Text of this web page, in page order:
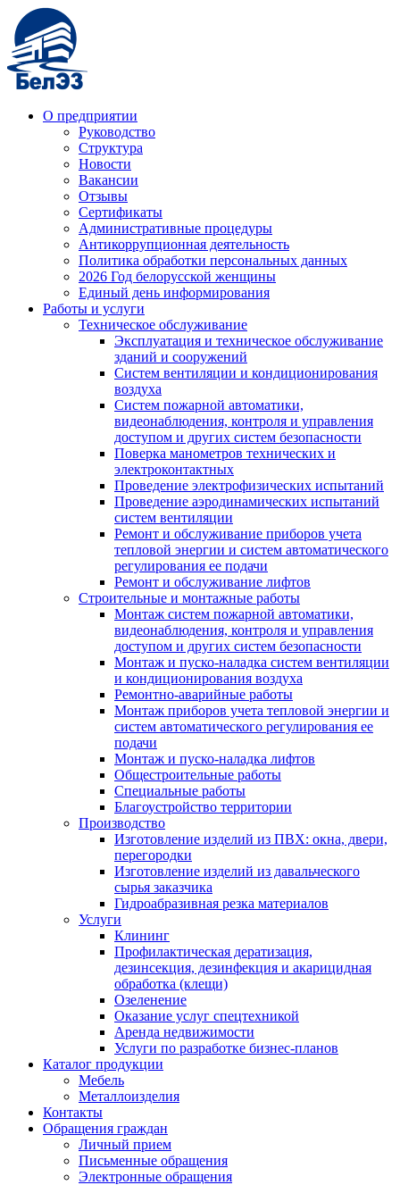
О предприятии
Руководство
Структура
Новости
Вакансии
Отзывы
Сертификаты
Административные процедуры
Антикоррупционная деятельность
Политика обработки персональных данных
2026 Год белорусской женщины
Единый день информирования
Работы и услуги
Техническое обслуживание
Эксплуатация и техническое обслуживание
зданий и сооружений
Систем вентиляции и кондиционирования
воздуха
Систем пожарной автоматики,
видеонаблюдения, контроля и управления
доступом и других систем безопасности
Поверка манометров технических и
электроконтактных
Проведение электрофизических испытаний
Проведение аэродинамических испытаний
систем вентиляции
Ремонт и обслуживание приборов учета
тепловой энергии и систем автоматического
регулирования ее подачи
Ремонт и обслуживание лифтов
Строительные и монтажные работы
Монтаж систем пожарной автоматики,
видеонаблюдения, контроля и управления
доступом и других систем безопасности
Монтаж и пуско-наладка систем вентиляции
и кондиционирования воздуха
Ремонтно-аварийные работы
Монтаж приборов учета тепловой энергии и
систем автоматического регулирования ее
подачи
Монтаж и пуско-наладка лифтов
Общестроительные работы
Специальные работы
Благоустройство территории
Производство
Изготовление изделий из ПВХ: окна, двери,
перегородки
Изготовление изделий из давальческого
сырья заказчика
Гидроабразивная резка материалов
Услуги
Клининг
Профилактическая дератизация,
дезинсекция, дезинфекция и акарицидная
обработка (клещи)
Озеленение
Оказание услуг спецтехникой
Аренда недвижимости
Услуги по разработке бизнес-планов
Каталог продукции
Мебель
Металлоизделия
Контакты
Обращения граждан
Личный прием
Письменные обращения
Электронные обращения